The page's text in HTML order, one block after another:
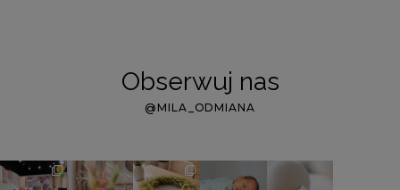
Obserwuj nas
@MILA_ODMIANA